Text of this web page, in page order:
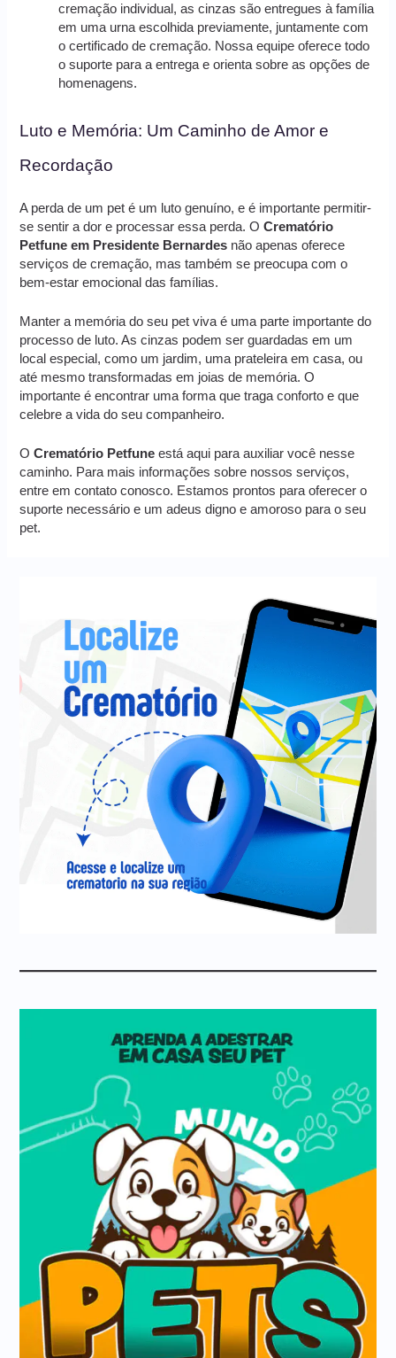
cremação individual, as cinzas são entregues à família
em uma urna escolhida previamente, juntamente com
o certificado de cremação. Nossa equipe oferece todo
o suporte para a entrega e orienta sobre as opções de
homenagens.
Luto e Memória: Um Caminho de Amor e
Recordação
A perda de um pet é um luto genuíno, e é importante permitir-
se sentir a dor e processar essa perda. OCrematório
Petfune em Presidente Bernardes não apenas oferece
serviços de cremação, mas também se preocupa com o
bem-estar emocional das famílias.
Manter a memória do seu pet viva é uma parte importante do
processo de luto. As cinzas podem ser guardadas em um
local especial, como um jardim, uma prateleira em casa, ou
até mesmo transformadas em joias de memória. O
importante é encontrar uma forma que traga conforto e que
celebre a vida do seu companheiro.
OCrematório Petfune está aqui para auxiliar você nesse
caminho. Para mais informações sobre nossos serviços,
entre em contato conosco. Estamos prontos para oferecer o
suporte necessário e um adeus digno e amoroso para o seu
pet.